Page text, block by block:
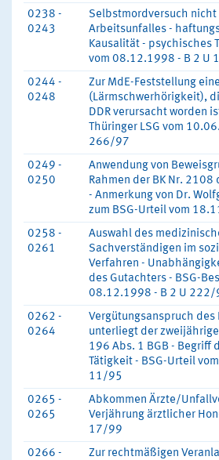
0238 -
0243
Selbstmordversuch nicht
Arbeitsunfalles -
Kausalität - psychisches
vom 08.12.1998 - B 2 U
0244 -
0248
Zur MdE-Feststellung
(Lärmschwerhörigkeit),
DDR verursacht worden
Thüringer LSG vom
266/97
0249 -
0250
Anwendung von
Rahmen der BK Nr. 2108
- Anmerkung von Dr.
zum BSG-Urteil vom
0258 -
0261
Auswahl des
Sachverständigen im
Verfahren -
des Gutachters - BSG-
08.12.1998 - B 2 U 222/
0262 -
0264
Vergütungsanspruch
unterliegt der
196 Abs. 1 BGB - Begriff
Tätigkeit - BSG-Urteil
11/95
0265 -
0265
Abkommen Ärzte/
Verjährung ärztlicher
17/99
0266 -
Zur rechtmäßigen